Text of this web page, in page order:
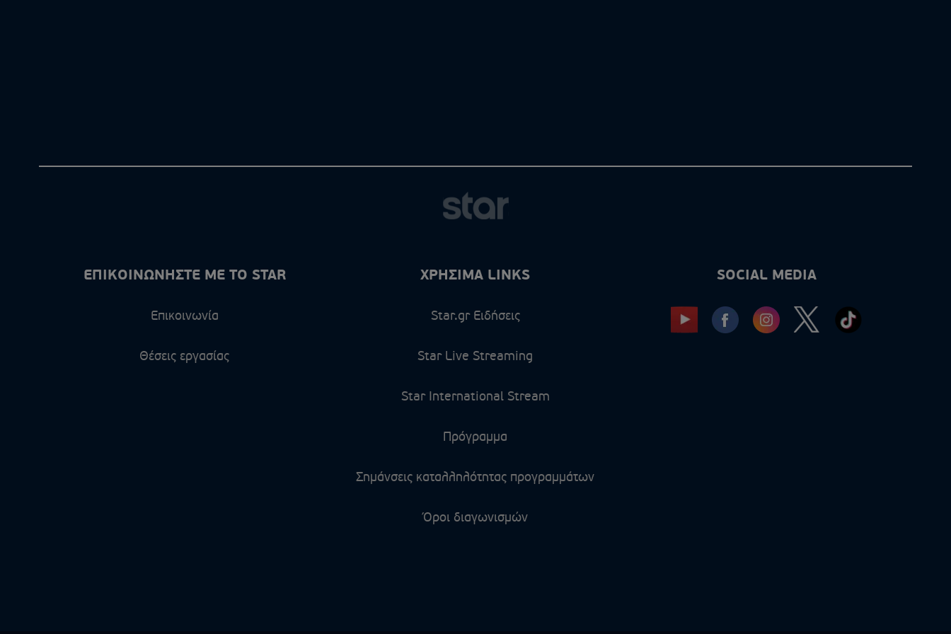
ΕΠΙΚΟΙΝΩΝΗΣΤΕ ΜΕ ΤΟ STAR
Επικοινωνία
Θέσεις εργασίας
ΧΡΗΣΙΜΑ LINKS
Star.gr Ειδήσεις
Star Live Streaming
Star International Stream
Πρόγραμμα
Σημάνσεις καταλληλότητας προγραμμάτων
Όροι διαγωνισμών
SOCIAL MEDIA